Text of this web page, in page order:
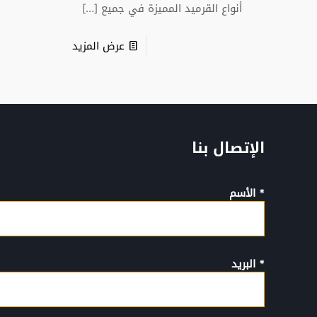
أنواع القرميد المميزة في جميع […]
عرض المزيد
الإتصال بنا
* الأسم
* البريد